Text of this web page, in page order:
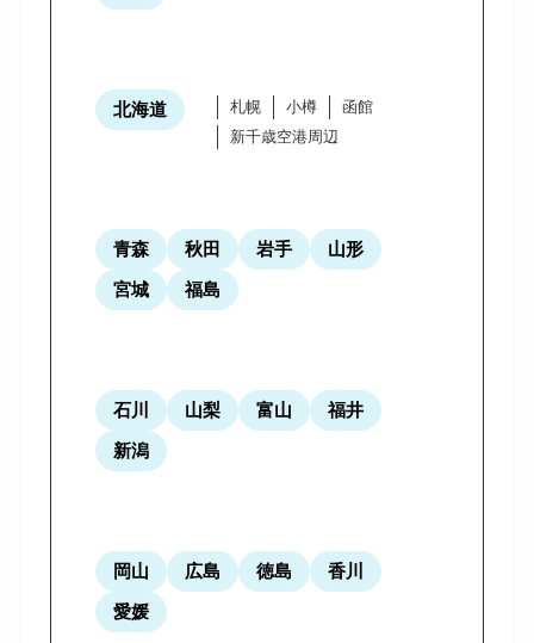
北海道 札幌 小樽
函館
新千歳空港周辺
青森 秋田 岩手
山形
宮城
福島
石川 山梨 富山
福井
新潟
岡山 広島 徳島
香川
愛媛